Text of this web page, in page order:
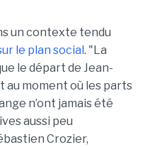
un contexte tendu
le plan social . "La
le départ de Jean-
au moment où les parts
n’ont jamais été
aussi peu
Crozier,